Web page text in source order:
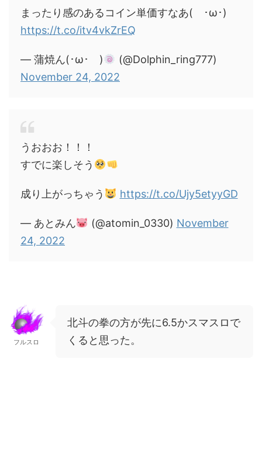
まったり感のあるコイン単価すなあ( ･ω･)
https://t.co/itv4vkZrEQ
— 蒲焼ん(･ω･ )
(@Dolphin_ring777)
November 24, 2022
うおおお！！！
すでに楽しそう
成り上がっちゃう https://t.co/Ujy5etyyGD
— あとみん (@atomin_0330) November
24, 2022
フルスロ
北斗の拳の方が先に6.5かスマスロで
くると思った。